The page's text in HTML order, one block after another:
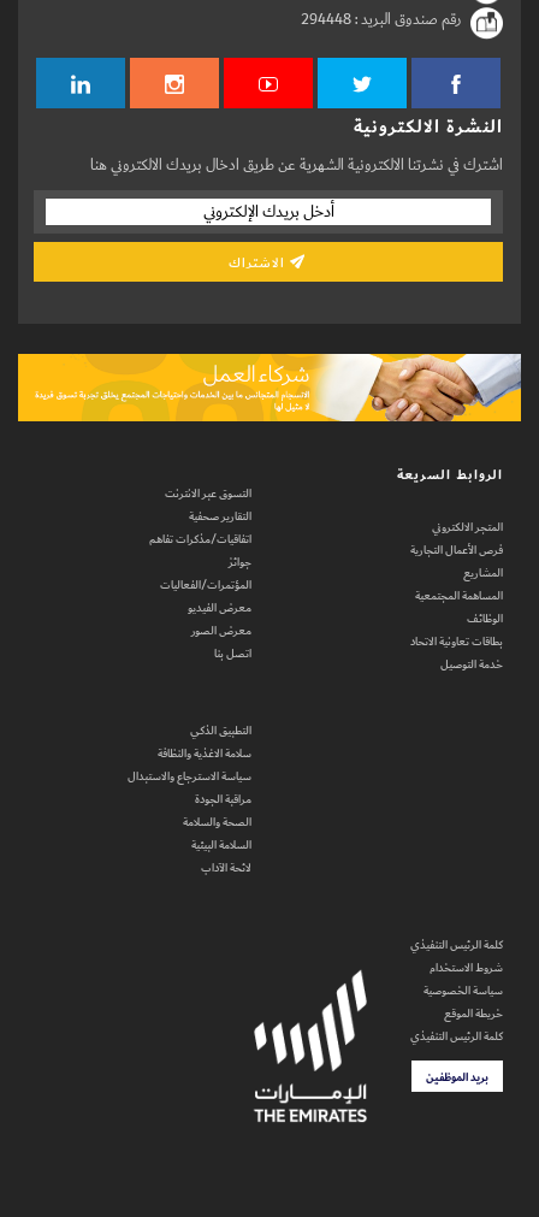
رقم صندوق البريد :294448
النشرة الالكترونية
اشترك في نشرتنا الالكترونية الشهرية عن طريق ادخال بريدك الالكتروني هنا
الروابط السريعة
المتجر الالكتروني
فرص الأعمال التجارية
المشاريع
المساهمة المجتمعية
الوظائف
بطاقات تعاونية الاتحاد
خدمة التوصيل
التسوق عبر الانترنت
التقارير صحفية
اتفاقيات/مذكرات تفاهم
جوائز
المؤتمرات/الفعاليات
معرض الفيديو
معرض الصور
اتصل بنا
التطبيق الذكي
سلامة الاغذية والنظافة
سياسة الاسترجاع والاستبدال
مراقبة الجودة
الصحة والسلامة
السلامة البيئية
لائحة الآداب
كلمة الرئيس التنفيذي
شروط الاستخدام
سياسة الخصوصية
خريطة الموقع
كلمة الرئيس التنفيذي
بريد الموظفين